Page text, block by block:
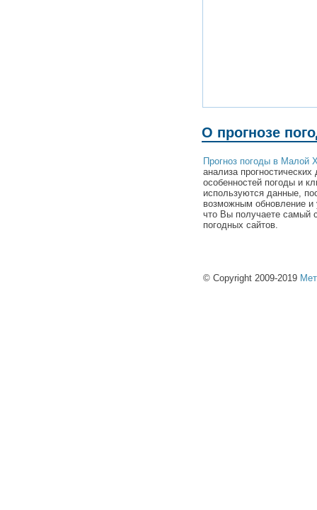
О прогнозе
Прогноз погоды в Малой
анализа
особенностей погоды и
используются данные,
возможным обновление и
что Вы получаете самый
погодных сайтов.
© Copyright 2009-2019